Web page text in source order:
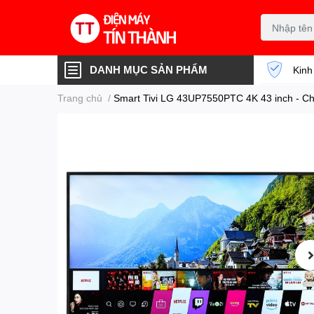
DANH MỤC SẢN PHẨM
Trang chủ / Smart Tivi LG 43UP7550PTC 4K 43 inch -